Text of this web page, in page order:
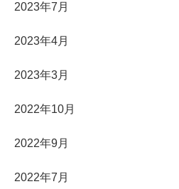
2023年7月
2023年4月
2023年3月
2022年10月
2022年9月
2022年7月